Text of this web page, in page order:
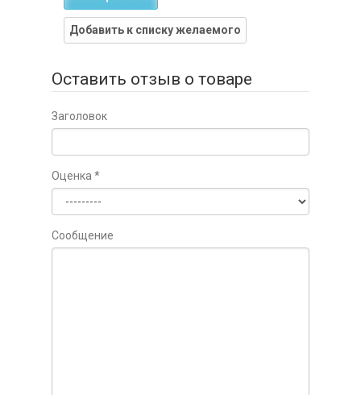
Добавить к списку желаемого
Оставить отзыв о товаре
Заголовок
Оценка *
Сообщение